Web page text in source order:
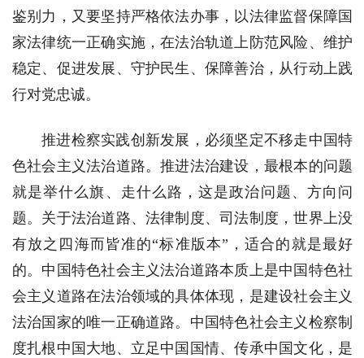
鉴别力，又要坚持严格依法办事，以法律监督保障国
家法律统一正确实施，在法治轨道上防范风险、维护
稳定、促进发展、守护民生、保障善治，从行动上践
行对党忠诚。
推进检察实践创新发展，必须坚定不移走中国特
色社会主义法治道路。推进法治建设，最根本的问题
就是举什么旗、走什么路，这是政治问题、方向问
题。关于法治道路、法律制度、司法制度，世界上没
有放之四海而皆准的“标准版本”，适合的就是最好
的。中国特色社会主义法治道路本质上是中国特色社
会主义道路在法治领域的具体体现，是建设社会主义
法治国家的唯一正确道路。中国特色社会主义检察制
度扎根中国大地、立足中国国情、传承中国文化，是